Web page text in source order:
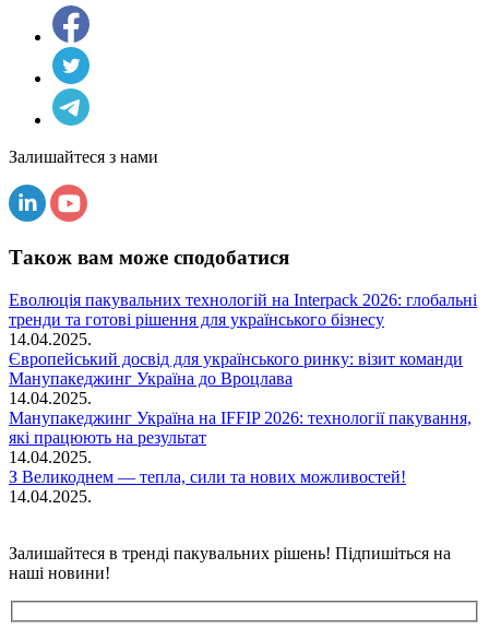
Залишайтеся з нами
Також вам може сподобатися
Еволюція пакувальних технологій на Interpack 2026: глобальні
тренди та готові рішення для українського бізнесу
14.04.2025.
Європейський досвід для українського ринку: візит команди
Манупакеджинг Україна до Вроцлава
14.04.2025.
Манупакеджинг Україна на IFFIP 2026: технології пакування,
які працюють на результат
14.04.2025.
З Великоднем — тепла, сили та нових можливостей!
14.04.2025.
Залишайтеся в тренді пакувальних рішень! Підпишіться на
наші новини!